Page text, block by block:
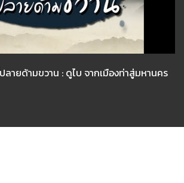
ายด้ามขวาน : ดูไบ จากเมืองท่าสู่มหานคร